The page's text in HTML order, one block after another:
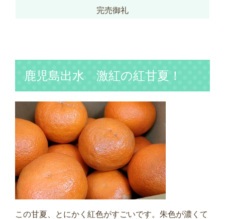
完売御礼
鹿児島出水 激紅の紅甘夏！
この甘夏、とにかく紅色がすごいです。朱色が濃くて